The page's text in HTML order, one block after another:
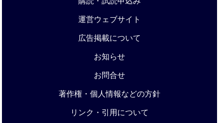
運営ウェブサイト
広告掲載について
お知らせ
お問合せ
著作権・個人情報などの方針
リンク・引用について